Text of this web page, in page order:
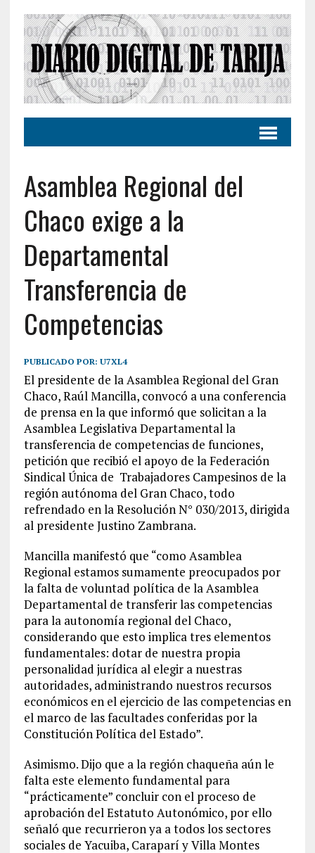
Asamblea Regional del
Chaco exige a la
Departamental
Transferencia de
Competencias
PUBLICADO POR: U7XL4
El presidente de la Asamblea Regional del Gran
Chaco, Raúl Mancilla, convocó a una conferencia
de prensa en la que informó que solicitan a la
Asamblea Legislativa Departamental la
transferencia de competencias de funciones,
petición que recibió el apoyo de la Federación
Sindical Única de Trabajadores Campesinos de la
región autónoma del Gran Chaco, todo
refrendado en la Resolución N° 030/2013, dirigida
al presidente Justino Zambrana.
Mancilla manifestó que “como Asamblea
Regional estamos sumamente preocupados por
la falta de voluntad política de la Asamblea
Departamental de transferir las competencias
para la autonomía regional del Chaco,
considerando que esto implica tres elementos
fundamentales: dotar de nuestra propia
personalidad jurídica al elegir a nuestras
autoridades, administrando nuestros recursos
económicos en el ejercicio de las competencias en
el marco de las facultades conferidas por la
Constitución Política del Estado”.
Asimismo. Dijo que a la región chaqueña aún le
falta este elemento fundamental para
“prácticamente” concluir con el proceso de
aprobación del Estatuto Autonómico, por ello
señaló que recurrieron ya a todos los sectores
sociales de Yacuiba, Caraparí y Villa Montes